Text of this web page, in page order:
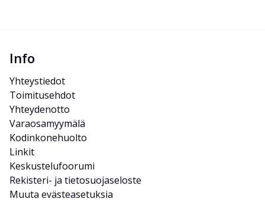
Info
Yhteystiedot
Toimitusehdot
Yhteydenotto
Varaosamyymälä
Kodinkonehuolto
Linkit
Keskustelufoorumi
Rekisteri- ja tietosuojaseloste
Muuta evästeasetuksia